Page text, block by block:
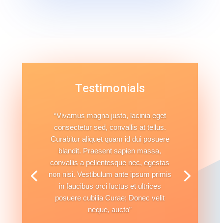
Testimonials
“Vivamus magna justo, lacinia eget
consectetur sed, convallis at tellus.
Curabitur aliquet quam id dui posuere
blandit. Praesent sapien massa,
convallis a pellentesque nec, egestas
non nisi. Vestibulum ante ipsum primis
in faucibus orci luctus et ultrices
posuere cubilia Curae; Donec velit
neque, aucto”